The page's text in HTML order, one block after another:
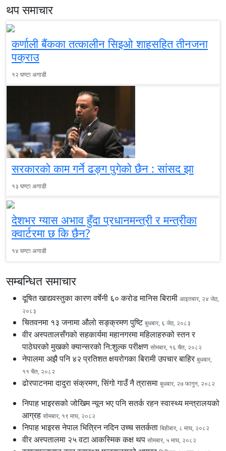
थप समाचार
कर्णाली बैंकका तत्कालीन सिइओ शाहसहित तीनजना
पक्राउ
१२ घण्टा अगाडी
सरकारको काम गर्ने ढङ्ग पुगेको छैन : सांसद झा
१३ घण्टा अगाडी
देशभर ग्यास अभाव हुँदा प्रधानमन्त्री र मन्त्रीका
क्वार्टरमा छ कि छैन?
१४ घण्टा अगाडी
सम्बन्धित समाचार
दूषित खाद्यवस्तुका कारण वर्षेनी ६० करोड मानिस बिरामी आइतबार, २४ जेठ,
२०८३
चितवनमा १३ जनामा औलो सङ्क्रमण पुष्टिबुधबार, ६ जेठ, २०८३
वीर अस्पतालसँगको सहकार्यमा महानगरमा महिलाहरुको स्तन र
पाठेघरको मुखको क्यान्सरको नि:शुल्क परीक्षण सोमबार, १६ चैत, २०८२
नेपालमा अझै पनि ४२ प्रतिशत क्षयरोगका बिरामी उपचार बाहिर बुधबार,
११ चैत, २०८२
ढोरपाटनमा दादुरा संक्रमण, सिंगो गाउँ नै त्रासमा बुधबार, २७ फागुन, २०८२
निपाह भाइरसको जोखिम न्यून भए पनि सतर्क रहन स्वास्थ्य मन्त्रालयको
आग्रह सोमबार, १९ माघ, २०८२
निपाह भाइरस नेपाल भित्रिन नदिन उच्च सतर्कता बिहीबार, ८ माघ, २०८२
वीर अस्पतालमा २५ वटा आकस्मिक कक्ष थप सोमबार, ५ माघ, २०८२